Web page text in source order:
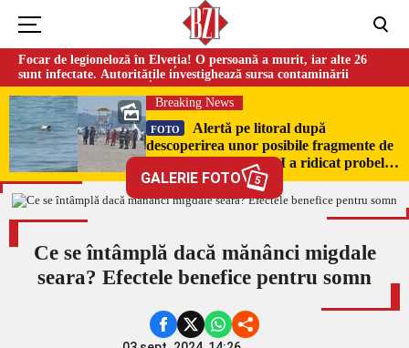
Focar de legioneloză în Elveția! O persoană a murit, iar alte 26
sunt infectate. Autoritățile investighează sursa contaminării
Breaking News
FOTO
Alertă pe litoral după
descoperirea unor posibile fragmente de
dronă în Mamaia. SRI a ridicat probele
pentru expertiză
GALERIE FOTO 5
Ce se întâmplă dacă mănânci migdale
seara? Efectele benefice pentru somn